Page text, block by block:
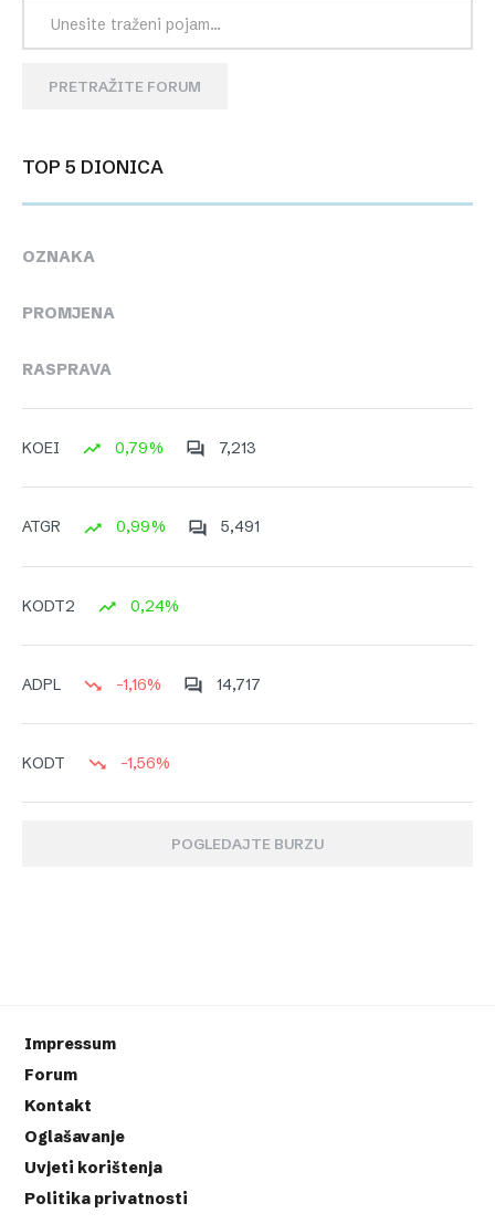
PRETRAŽITE FORUM
TOP 5 DIONICA
OZNAKA
PROMJENA
RASPRAVA
KOEI 0,79% 7,213
ATGR 0,99% 5,491
KODT2 0,24%
ADPL -1,16% 14,717
KODT -1,56%
POGLEDAJTE BURZU
Impressum
Forum
Kontakt
Oglašavanje
Uvjeti korištenja
Politika privatnosti